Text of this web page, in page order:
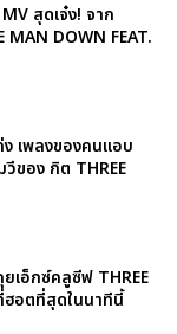
สุดเจ๋ง! จาก
MAN DOWN FEAT.
เพลงของคนแอบ
ของ กิต THREE
ยเอ็กซ์คลูซีฟ THREE
ฮอตที่สุดในนาทีนี้